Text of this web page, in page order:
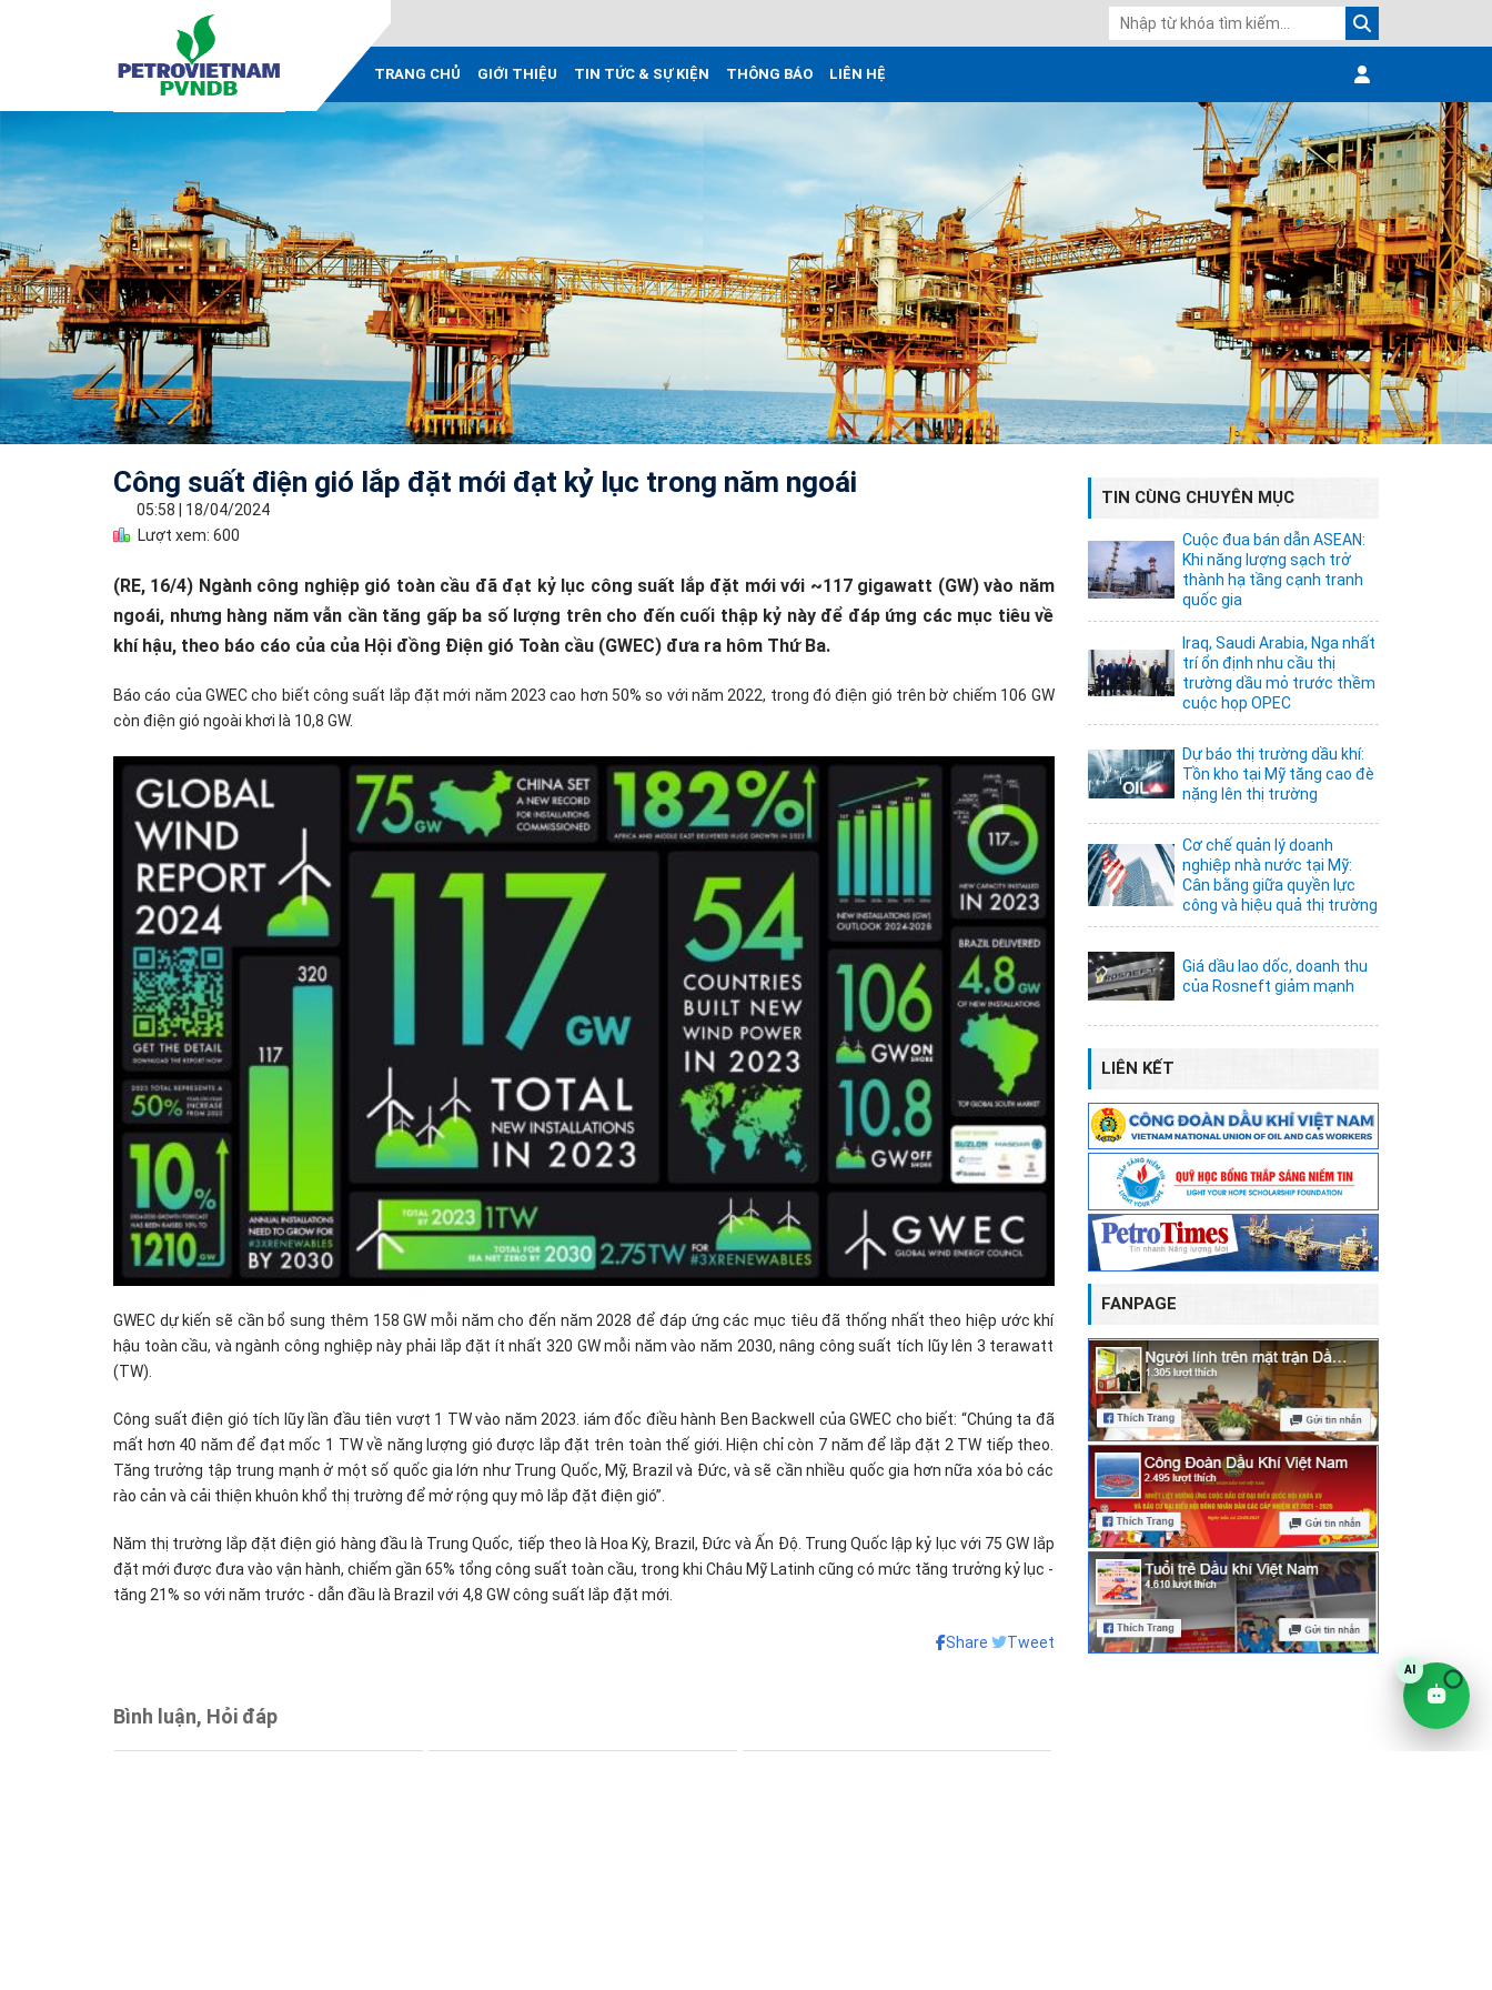
TRANG CHỦ GIỚI THIỆU TIN TỨC & SỰ KIỆN THÔNG BÁO LIÊN HỆ
Công suất điện gió lắp đặt mới đạt kỷ lục trong năm ngoái
05:58
18/04/2024
Lượt xem: 600
(RE, 16/4) Ngành công nghiệp gió toàn cầu đã đạt kỷ lục công suất lắp đặt mới với ~117 gigawatt (GW) vào năm
ngoái, nhưng hàng năm vẫn cần tăng gấp ba số lượng trên cho đến cuối thập kỷ này để đáp ứng các mục tiêu về
khí hậu, theo báo cáo của của Hội đồng Điện gió Toàn cầu (GWEC) đưa ra hôm Thứ Ba.
Báo cáo của GWEC cho biết công suất lắp đặt mới năm 2023 cao hơn 50% so với năm 2022, trong đó điện gió trên bờ chiếm 106 GW
còn điện gió ngoài khơi là 10,8 GW.
GWEC dự kiến sẽ cần bổ sung thêm 158 GW mỗi năm cho đến năm 2028 để đáp ứng các mục tiêu đã thống nhất theo hiệp ước khí
hậu toàn cầu, và ngành công nghiệp này phải lắp đặt ít nhất 320 GW mỗi năm vào năm 2030, nâng công suất tích lũy lên 3 terawatt
(TW).
Công suất điện gió tích lũy lần đầu tiên vượt 1 TW vào năm 2023. iám đốc điều hành Ben Backwell của GWEC cho biết: “Chúng ta đã
mất hơn 40 năm để đạt mốc 1 TW về năng lượng gió được lắp đặt trên toàn thế giới. Hiện chỉ còn 7 năm để lắp đặt 2 TW tiếp theo.
Tăng trưởng tập trung mạnh ở một số quốc gia lớn như Trung Quốc, Mỹ, Brazil và Đức, và sẽ cần nhiều quốc gia hơn nữa xóa bỏ các
rào cản và cải thiện khuôn khổ thị trường để mở rộng quy mô lắp đặt điện gió”.
Năm thị trường lắp đặt điện gió hàng đầu là Trung Quốc, tiếp theo là Hoa Kỳ, Brazil, Đức và Ấn Độ. Trung Quốc lập kỷ lục với 75 GW lắp
đặt mới được đưa vào vận hành, chiếm gần 65% tổng công suất toàn cầu, trong khi Châu Mỹ Latinh cũng có mức tăng trưởng kỷ lục -
tăng 21% so với năm trước - dẫn đầu là Brazil với 4,8 GW công suất lắp đặt mới.
Share Tweet
Bình luận, Hỏi đáp
TIN CÙNG CHUYÊN MỤC
Cuộc đua bán dẫn ASEAN:
Khi năng lượng sạch trở
thành hạ tầng cạnh tranh
quốc gia
Iraq, Saudi Arabia, Nga nhất
trí ổn định nhu cầu thị
trường dầu mỏ trước thềm
cuộc họp OPEC
Dự báo thị trường dầu khí:
Tồn kho tại Mỹ tăng cao đè
nặng lên thị trường
Cơ chế quản lý doanh
nghiệp nhà nước tại Mỹ:
Cân bằng giữa quyền lực
công và hiệu quả thị trường
Giá dầu lao dốc, doanh thu
của Rosneft giảm mạnh
LIÊN KẾT
FANPAGE